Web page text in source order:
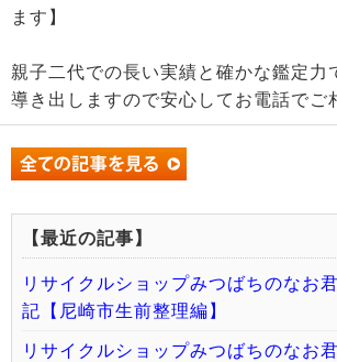
ます】
親子二代での長い実績と確かな鑑定力
導き出しますので安心してお電話でご
【最近の記事】
リサイクルショップみつばちのなお
記【尼崎市生前整理編】
リサイクルショップみつばちのなお